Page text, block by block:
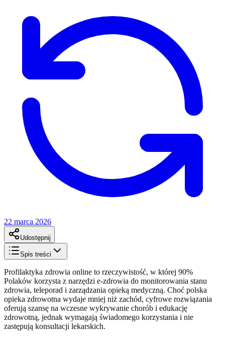
22 marca 2026
Udostępnij
Spis treści
Profilaktyka zdrowia online to rzeczywistość, w której 90%
Polaków korzysta z narzędzi e-zdrowia do monitorowania stanu
zdrowia, teleporad i zarządzania opieką medyczną. Choć polska
opieka zdrowotna wydaje mniej niż zachód, cyfrowe rozwiązania
oferują szansę na wczesne wykrywanie chorób i edukację
zdrowotną, jednak wymagają świadomego korzystania i nie
zastępują konsultacji lekarskich.